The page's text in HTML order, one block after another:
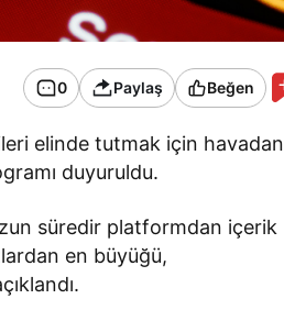
0 Paylaş Beğen
elinde tutmak için havadan
duyuruldu.
süredir platformdan içerik
en büyüğü,